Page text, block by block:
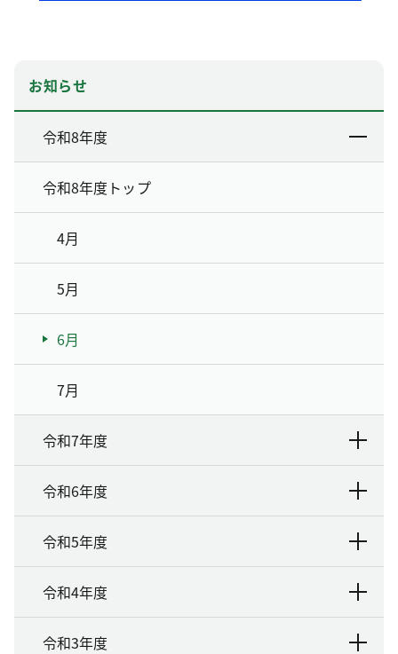
お知らせ
令和8年度
令和8年度トップ
4月
5月
6月
7月
令和7年度
令和6年度
令和5年度
令和4年度
令和3年度